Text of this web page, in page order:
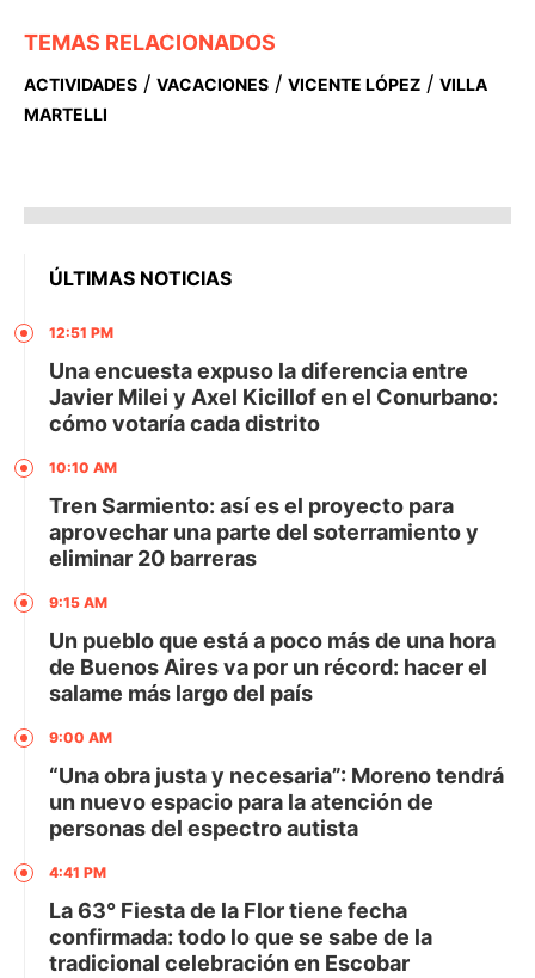
TEMAS RELACIONADOS
ACTIVIDADES / VACACIONES / VICENTE LÓPEZ / VILLA
MARTELLI
ÚLTIMAS NOTICIAS
12:51 PM
Una encuesta expuso la diferencia entre
Javier Milei y Axel Kicillof en el Conurbano:
cómo votaría cada distrito
10:10 AM
Tren Sarmiento: así es el proyecto para
aprovechar una parte del soterramiento y
eliminar 20 barreras
9:15 AM
Un pueblo que está a poco más de una hora
de Buenos Aires va por un récord: hacer el
salame más largo del país
9:00 AM
“Una obra justa y necesaria”: Moreno tendrá
un nuevo espacio para la atención de
personas del espectro autista
4:41 PM
La 63° Fiesta de la Flor tiene fecha
confirmada: todo lo que se sabe de la
tradicional celebración en Escobar